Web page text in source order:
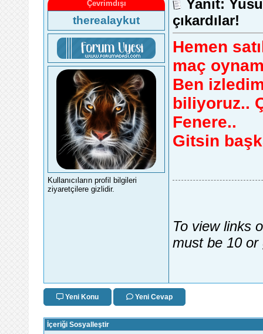
Çevrimdışı
therealaykut
Kullanıcıların profil bilgileri
ziyaretçilere gizlidir.
Yanıt:
çıkardılar!
Hemen
maç
Ben
biliyoruz..
Fenere..
Gitsin
To view links
must be 10 or
Yeni Konu Yeni Cevap
İçeriği Sosyalleştir